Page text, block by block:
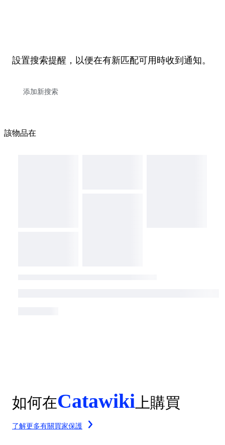
設置搜索提醒，以便在有新匹配可用時收到通知。
該物品在
如何在Catawiki 上購買
了解更多有關買家保護